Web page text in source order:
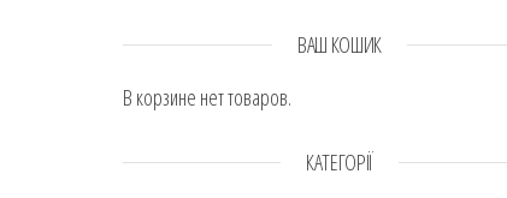
ВАШ КОШИК
В корзине нет товаров.
КАТЕГОРІЇ